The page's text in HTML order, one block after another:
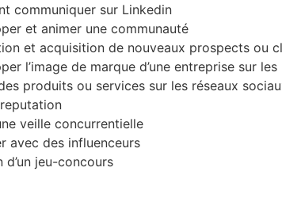
communiquer sur Linkedin
et animer une communauté
et acquisition de nouveaux prospects ou
l’image de marque d’une entreprise sur
produits ou services sur les réseaux
veille concurrentielle
avec des influenceurs
d’un jeu-concours